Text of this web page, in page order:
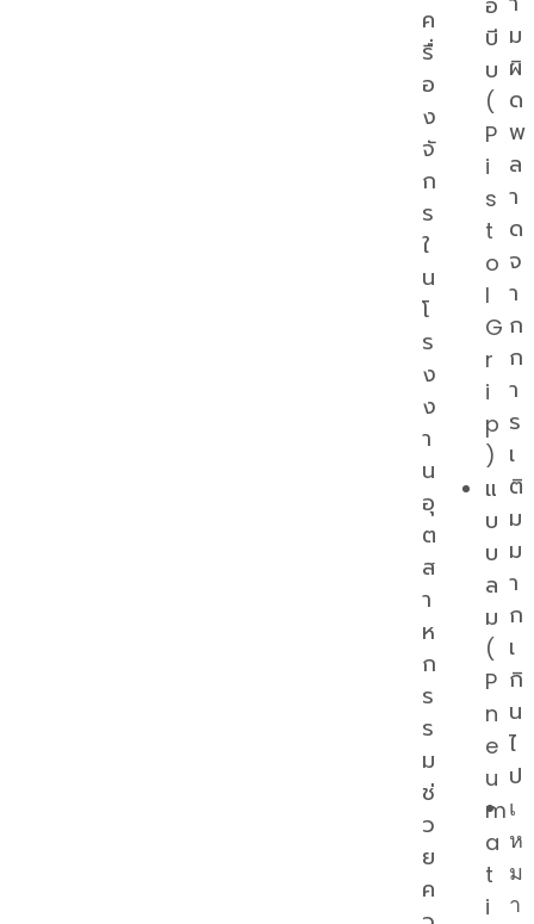
ค
รื่
อ
ง
จั
ก
ร
ใ
น
โ
ร
ง
ง
า
น
อุ
ต
ส
า
ห
ก
ร
ร
ม
ช่
ว
ย
ค
บี
บ
(
P
i
s
t
o
l
G
r
i
p
)
แ
บ
บ
ล
ม
(
P
n
e
u
m
a
t
i
ม
ผิ
ด
พ
ล
า
ด
จ
า
ก
ก
า
ร
เ
ติ
ม
ม
า
ก
เ
กิ
น
ไ
ป
เ
ห
ม
า